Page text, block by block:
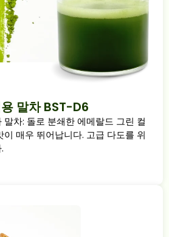
말차 BST-D6
차: 돌로 분쇄한 에메랄드 그린 컬
매우 뛰어납니다. 고급 다도를 위